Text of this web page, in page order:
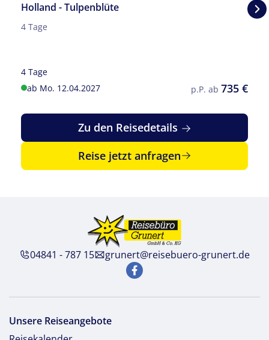
Holland - Tulpenblüte
4 Tage
4 Tage
ab Mo. 12.04.2027
p.P. ab 735 €
Zu den Reisedetails
Reise jetzt anfragen
04841 - 787 15 grunert@reisebuero-grunert.de
Unsere Reiseangebote